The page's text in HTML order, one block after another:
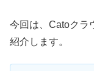
今回は、Catoクラ
紹介します。